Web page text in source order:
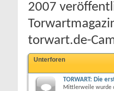
2007
torwart.de-
Unterforen
TORWART: Die
Mittlerweile wurde